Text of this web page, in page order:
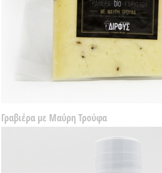
Γραβιέρα με Μαύρη Τρούφα